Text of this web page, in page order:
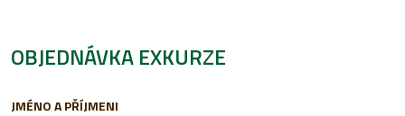
OBJEDNÁVKA EXKURZE
JMÉNO A PŘÍJMENI